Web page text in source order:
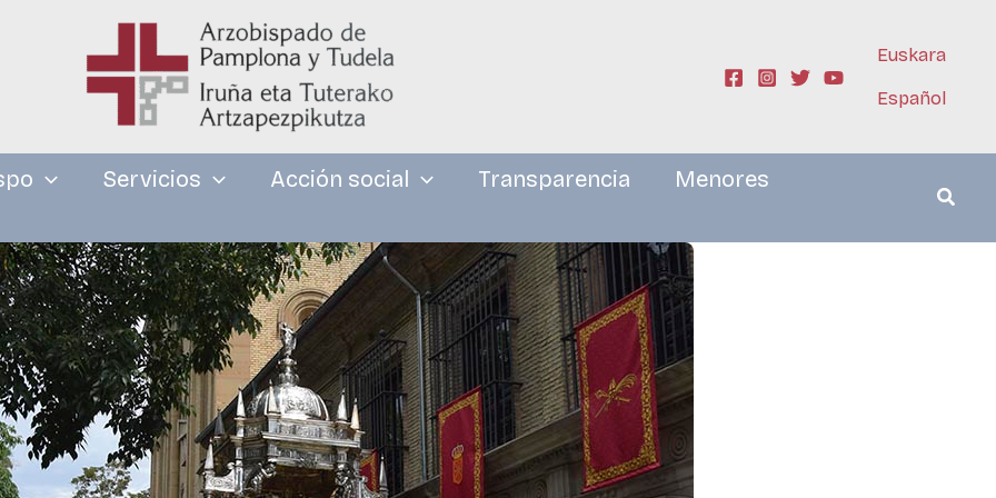
Euskara
Español
Servicios Acción social Transparencia
Menores